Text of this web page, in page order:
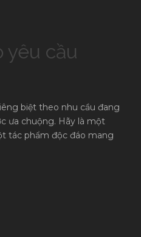
yêu cầu
biệt theo nhu cầu đang
ưa chuộng. Hãy là một
tác phẩm độc đáo mang